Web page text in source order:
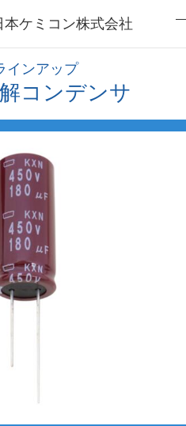
本ケミコン株式会社
インアップ
コンデンサ